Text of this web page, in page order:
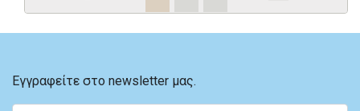
Εγγραφείτε στο newsletter μας.